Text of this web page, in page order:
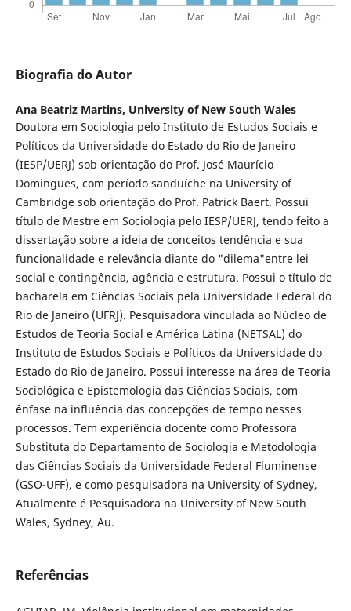
Biografia do Autor
Ana Beatriz Martins, University of New South Wales
Doutora em Sociologia pelo Instituto de Estudos Sociais e
Políticos da Universidade do Estado do Rio de Janeiro
(IESP/UERJ) sob orientação do Prof. José Maurício
Domingues, com período sanduíche na University of
Cambridge sob orientação do Prof. Patrick Baert. Possui
título de Mestre em Sociologia pelo IESP/UERJ, tendo feito a
dissertação sobre a ideia de conceitos tendência e sua
funcionalidade e relevância diante do "dilema"entre lei
social e contingência, agência e estrutura. Possui o título de
bacharela em Ciências Sociais pela Universidade Federal do
Rio de Janeiro (UFRJ). Pesquisadora vinculada ao Núcleo de
Estudos de Teoria Social e América Latina (NETSAL) do
Instituto de Estudos Sociais e Políticos da Universidade do
Estado do Rio de Janeiro. Possui interesse na área de Teoria
Sociológica e Epistemologia das Ciências Sociais, com
ênfase na influência das concepções de tempo nesses
processos. Tem experiência docente como Professora
Substituta do Departamento de Sociologia e Metodologia
das Ciências Sociais da Universidade Federal Fluminense
(GSO-UFF), e como pesquisadora na University of Sydney,
Atualmente é Pesquisadora na University of New South
Wales, Sydney, Au.
Referências